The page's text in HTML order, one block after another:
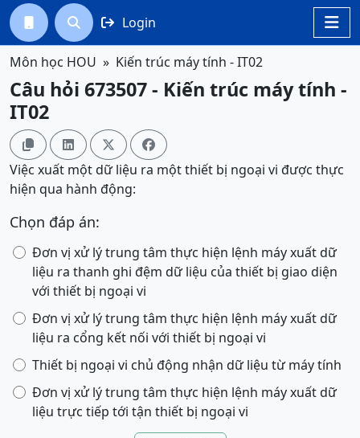

  Login
Môn học HOU Kiến trúc máy tính - IT02
Câu hỏi 673507 - Kiến trúc máy tính -
IT02
   
Việc xuất một dữ liệu ra một thiết bị ngoại vi được thực
hiện qua hành động:
Chọn đáp án:
Đơn vị xử lý trung tâm thực hiện lệnh máy xuất dữ
liệu ra thanh ghi đệm dữ liệu của thiết bị giao diện
với thiết bị ngoại vi
Đơn vị xử lý trung tâm thực hiện lệnh máy xuất dữ
liệu ra cổng kết nối với thiết bị ngoại vi
Thiết bị ngoại vi chủ động nhận dữ liệu từ máy tính
Đơn vị xử lý trung tâm thực hiện lệnh máy xuất dữ
liệu trực tiếp tới tận thiết bị ngoại vi